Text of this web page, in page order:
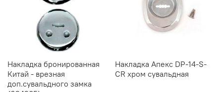
Накладка бронированная
Китай - врезная
доп.сувальдного замка
Накладка Апекс DP-14-S-
CR хром сувальдная